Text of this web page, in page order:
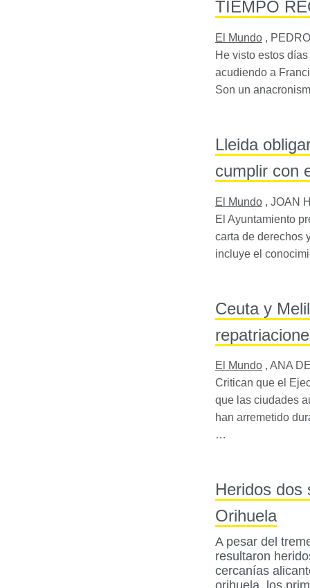
TIEMPO
El Mundo ,
He visto estos
acudiendo a
Son un
Lleida
cumplir con
El Mundo , JOAN
El Ayuntamiento
carta de derechos
incluye el
Ceuta y
El Mundo , ANA
Critican que el
que las ciudades
han arremetido
…
Heridos dos
Orihuela
A pesar del
resultaron
cercanías